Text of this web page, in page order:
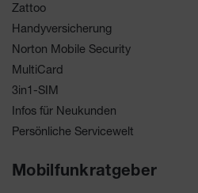
Zattoo
Handyversicherung
Norton Mobile Security
MultiCard
3in1-SIM
Infos für Neukunden
Persönliche Servicewelt
Mobilfunkratgeber